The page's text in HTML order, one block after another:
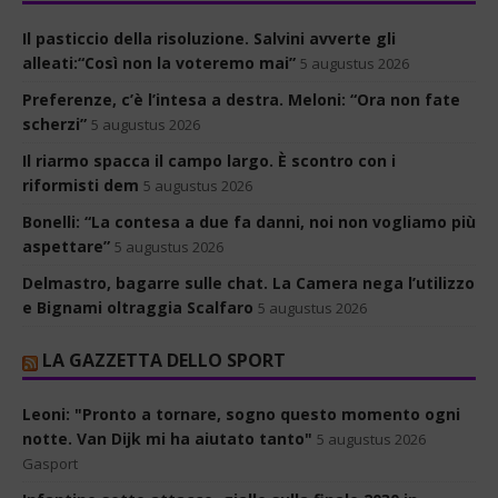
Il pasticcio della risoluzione. Salvini avverte gli
alleati:“Così non la voteremo mai” 5 augustus 2026
Preferenze, c’è l’intesa a destra. Meloni: “Ora non fate
scherzi” 5 augustus 2026
Il riarmo spacca il campo largo. È scontro con i
riformisti dem 5 augustus 2026
Bonelli: “La contesa a due fa danni, noi non vogliamo più
aspettare” 5 augustus 2026
Delmastro, bagarre sulle chat. La Camera nega l’utilizzo
e Bignami oltraggia Scalfaro 5 augustus 2026
LA GAZZETTA DELLO SPORT
Leoni: "Pronto a tornare, sogno questo momento ogni
notte. Van Dijk mi ha aiutato tanto" 5 augustus 2026
Gasport